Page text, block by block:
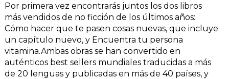
Por primera vez encontrarás juntos los dos libros
más vendidos de no ficción de los últimos años:
Cómo hacer que te pasen cosas nuevas, que incluye
un capítulo nuevo, y Encuentra tu persona
vitamina.Ambas obras se han convertido en
auténticos best sellers mundiales traducidas a más
de 20 lenguas y publicadas en más de 40 países, y